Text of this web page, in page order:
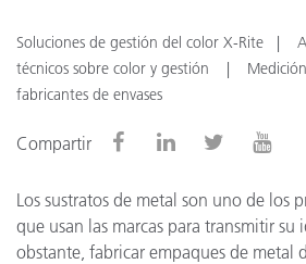
Soluciones de gestión del color X-Rite
técnicos sobre color y gestión
fabricantes de envases
Compartir
Los sustratos de metal son uno de los
que usan las marcas para transmitir su
obstante, fabricar empaques de metal